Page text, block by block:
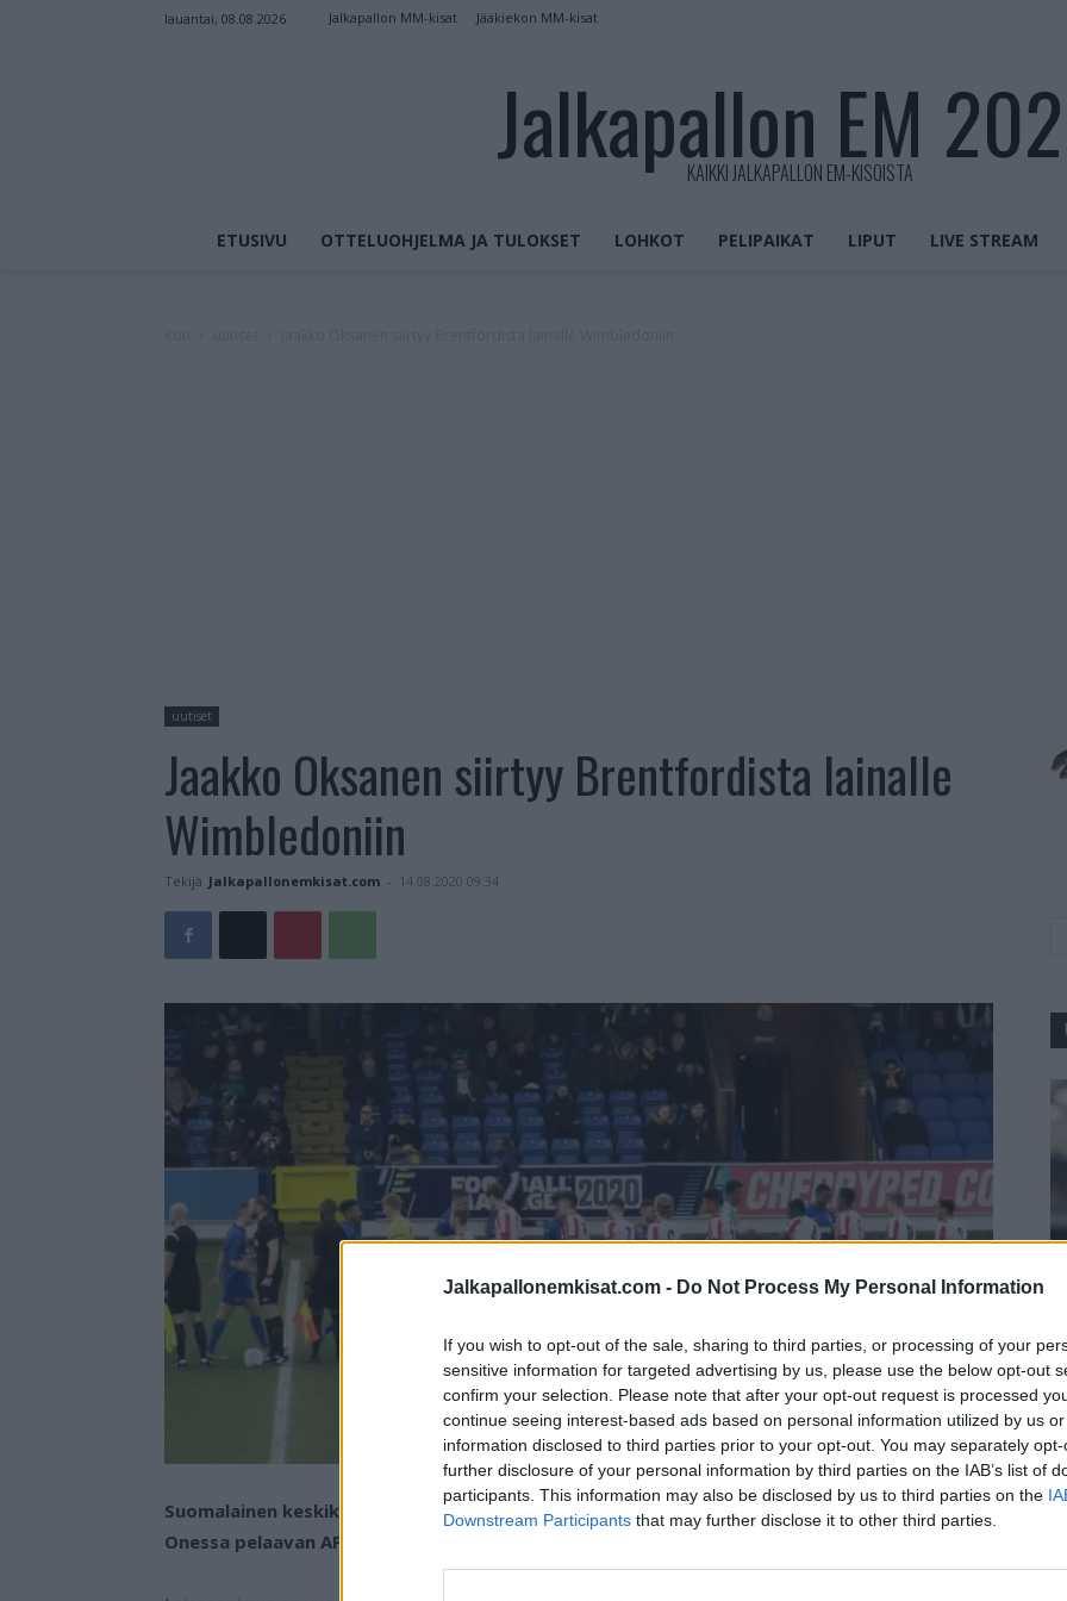
Jalkapallonemkisat.com - Do Not Process My Personal Information
If you wish to opt-out of the sale, sharing to third parties, or processing of your
sensitive information for targeted advertising by us, please use the below opt-out
confirm your selection. Please note that after your opt-out request is processed
continue seeing interest-based ads based on personal information utilized by us
information disclosed to third parties prior to your opt-out. You may separately
further disclosure of your personal information by third parties on the IAB’s list of
participants. This information may also be disclosed by us to third parties on the
Downstream Participants that may further disclose it to other third parties.
lauantai, 08.08.2026 Jalkapallon MM-kisat Jääkiekon MM-kisat
Jalkapallon EM
KAIKKI JALKAPALLON EM-KISOISTA
ETUSIVU OTTELUOHJELMA JA TULOKSET LOHKOT PELIPAIKAT LIPUT LIVE STREAM
uutiset
Jaakko Oksanen siirtyy Brentfordista lainalle
Wimbledoniin
Tekijä Jalkapallonemkisat.com - 14.08.2020 09:34
Suomalainen keskikenttäpelaaja Jaakko Oksanen siirtyy lainapestillä Brentfordista League
Onessa pelaavan AFC Wimbledonin riveihin.